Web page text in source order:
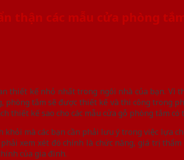
thận các mẫu cửa phòng
thiết kế nhỏ nhất trong ngôi nhà của bạn.
tắm sẽ được thiết kế và thi công trong
thiết kế sao cho các mẫu cửa gỗ phòng tắm
mà các bạn cần phải lưu ý trong việc lựa
phải xem xét đó chính là chức năng, giá trị
của gia đình.